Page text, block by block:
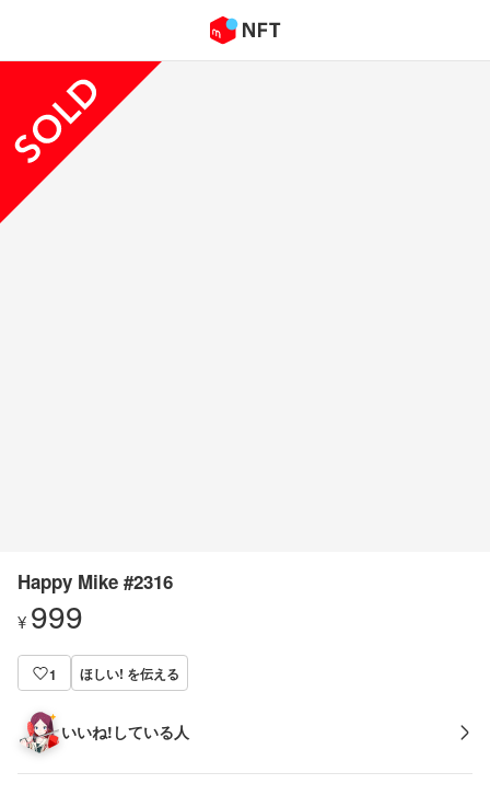
Happy Mike #2316
¥ 999
1 ほしい! を伝える
いいね!している人